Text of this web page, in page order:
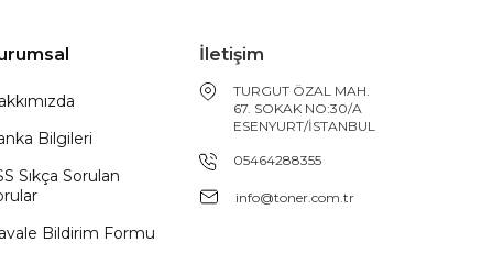
Bilgileri
Sıkça Sorulan
Bildirim Formu
İletişim
TURGUT ÖZAL MAH.
67. SOKAK NO:30/A
ESENYURT/İSTANBUL
05464288355
info@toner.com.tr